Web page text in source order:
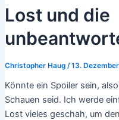
Lost und die
Christopher Haug /13.
Könnte ein Spoiler sein,
Schauen seid. Ich werde
Lost vieles geschah, um